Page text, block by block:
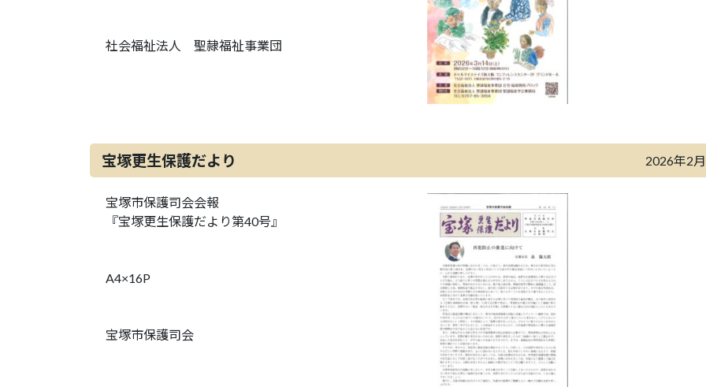
社会福祉法人 聖隷福祉事業団
宝塚更生保護だより 2026年2
宝塚市保護司会会報
『宝塚更生保護だより第40号』
A4×16P
宝塚市保護司会